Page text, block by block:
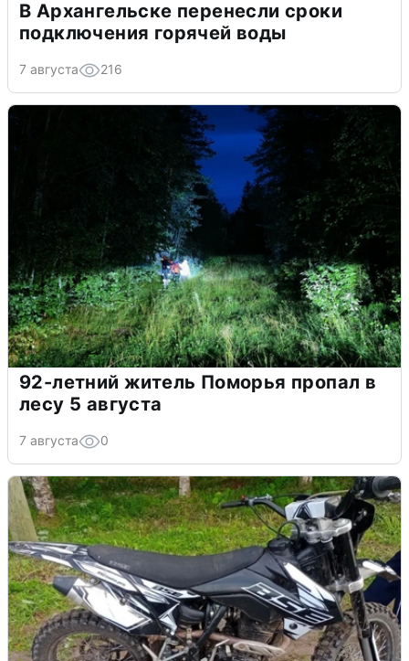
В Архангельске перенесли сроки
подключения горячей воды
7 августа 216
92-летний житель Поморья пропал в
лесу 5 августа
7 августа 0